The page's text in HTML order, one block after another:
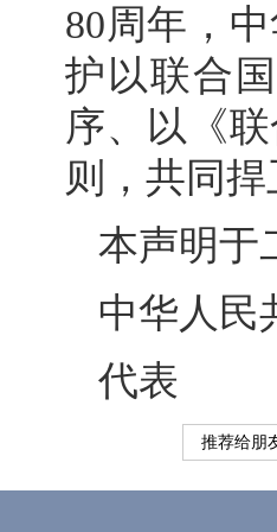
80周年，
护以联合
序、以《
则，共同
本声明于
中华
推荐给朋